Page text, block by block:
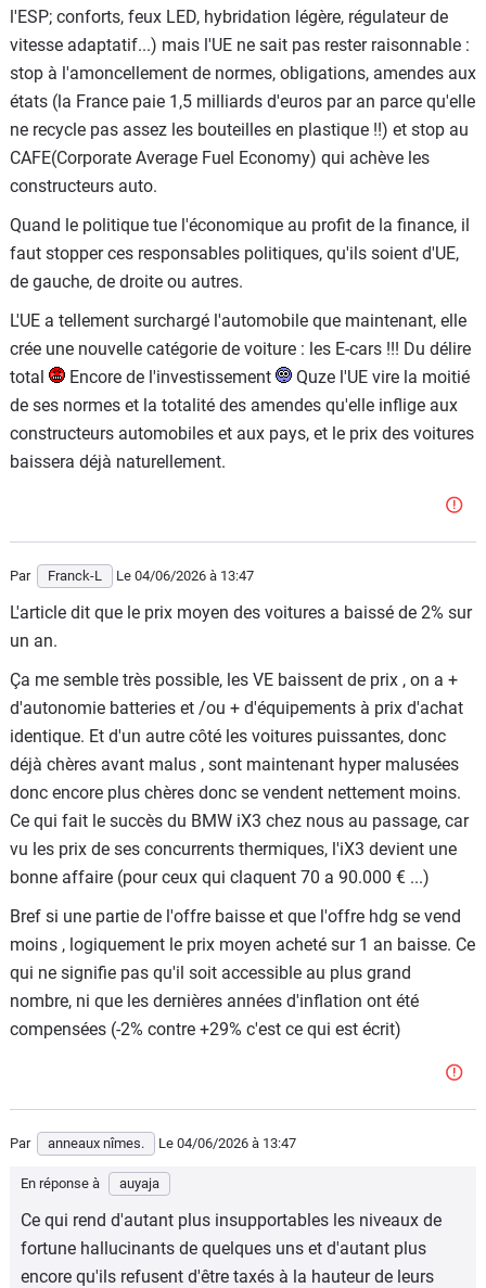
l'ESP; conforts, feux LED, hybridation légère, régulateur de
vitesse adaptatif...) mais l'UE ne sait pas rester raisonnable :
stop à l'amoncellement de normes, obligations, amendes aux
états (la France paie 1,5 milliards d'euros par an parce qu'elle
ne recycle pas assez les bouteilles en plastique !!) et stop au
CAFE(Corporate Average Fuel Economy) qui achève les
constructeurs auto.
Quand le politique tue l'économique au profit de la finance, il
faut stopper ces responsables politiques, qu'ils soient d'UE,
de gauche, de droite ou autres.
L'UE a tellement surchargé l'automobile que maintenant, elle
crée une nouvelle catégorie de voiture : les E-cars !!! Du délire
total
Encore de l'investissement
Quze l'UE vire la moitié
de ses normes et la totalité des amendes qu'elle inflige aux
constructeurs automobiles et aux pays, et le prix des voitures
baissera déjà naturellement.
Par Franck-L Le 04/06/2026 à 13:47
L'article dit que le prix moyen des voitures a baissé de 2% sur
un an.
Ça me semble très possible, les VE baissent de prix , on a +
d'autonomie batteries et /ou + d'équipements à prix d'achat
identique. Et d'un autre côté les voitures puissantes, donc
déjà chères avant malus , sont maintenant hyper malusées
donc encore plus chères donc se vendent nettement moins.
Ce qui fait le succès du BMW iX3 chez nous au passage, car
vu les prix de ses concurrents thermiques, l'iX3 devient une
bonne affaire (pour ceux qui claquent 70 a 90.000 € ...)
Bref si une partie de l'offre baisse et que l'offre hdg se vend
moins , logiquement le prix moyen acheté sur 1 an baisse. Ce
qui ne signifie pas qu'il soit accessible au plus grand
nombre, ni que les dernières années d'inflation ont été
compensées (-2% contre +29% c'est ce qui est écrit)
Par anneaux nîmes. Le 04/06/2026 à 13:47
En réponse à auyaja
Ce qui rend d'autant plus insupportables les niveaux de
fortune hallucinants de quelques uns et d'autant plus
encore qu'ils refusent d'être taxés à la hauteur de leurs